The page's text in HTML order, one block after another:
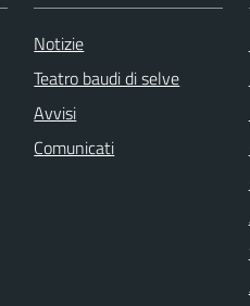
Notizie
Teatro baudi di selve
Avvisi
Comunicati